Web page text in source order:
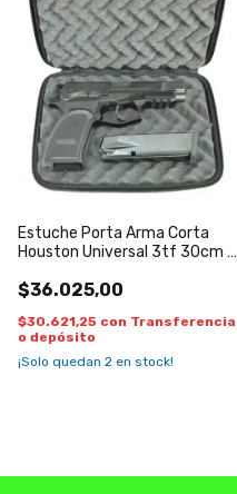
Estuche Porta Arma Corta
Houston Universal 3tf 30cm X
$36.025,00
$30.621,25 con Transferencia
o depósito
¡Solo quedan 2 en stock!